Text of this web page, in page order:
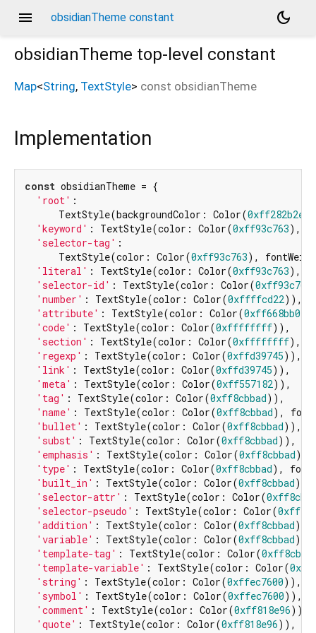
menu obsidianTheme constant
dark_mode
obsidianTheme top-level constant
Map<String, TextStyle> const obsidianTheme
Implementation
const obsidianTheme = {
'root' :
      TextStyle(backgroundColor: Color(
0xff282b2e
'keyword' : TextStyle(color: Color(0xff93c763),
'selector-tag' :
      TextStyle(color: Color(
0xff93c763),
'literal' : TextStyle(color: Color(0xff93c763),
'selector-id' : TextStyle(color: Color(0xff93c763
'number' : TextStyle(color: Color(0xffffcd22)),
'attribute' : TextStyle(color: Color(0xff668bb0
'code' : TextStyle(color: Color(0xffffffff)),
'section' : TextStyle(color: Color(0xffffffff),
'regexp' : TextStyle(color: Color(0xffd39745)),
'link' : TextStyle(color: Color(0xffd39745)),
'meta' : TextStyle(color: Color(0xff557182)),
'tag' : TextStyle(color: Color(0xff8cbbad)),
'name' : TextStyle(color: Color(0xff8cbbad),
'bullet' : TextStyle(color: Color(0xff8cbbad)),
'subst' : TextStyle(color: Color(0xff8cbbad)),
'emphasis' : TextStyle(color: Color(0xff8cbbad)),
'type' : TextStyle(color: Color(0xff8cbbad),
'built_in' : TextStyle(color: Color(0xff8cbbad)),
'selector-attr' : TextStyle(color: Color(
'selector-pseudo' : TextStyle(color: Color(
'addition' : TextStyle(color: Color(0xff8cbbad)),
'variable' : TextStyle(color: Color(0xff8cbbad)),
'template-tag' : TextStyle(color: Color(
'template-variable' : TextStyle(color: Color(
'string' : TextStyle(color: Color(0xffec7600)),
'symbol' : TextStyle(color: Color(0xffec7600)),
'comment' : TextStyle(color: Color(0xff818e96)),
'quote' : TextStyle(color: Color(0xff818e96)),